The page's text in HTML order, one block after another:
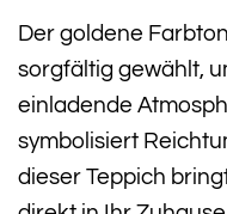
Der goldene
sorgfältig gewählt,
einladende
symbolisiert
dieser Teppich